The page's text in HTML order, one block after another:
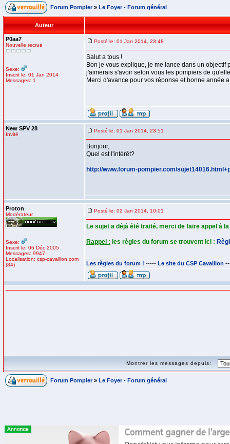
Forum Pompier » Le Foyer - Forum général
Auteur
P0aa7
Nouvelle recrue
Sexe:
Inscrit le: 01 Jan 2014
Messages: 1
Posté le: 01 Jan 2014, 23:48
Salut a tous !
Bon je vous explique, je me lance dans un
j'aimerais s'avoir selon vous les pompiers de
Merci d'avance pour vos réponse et bonne année
New SPV 28
Invité
Posté le: 01 Jan 2014, 23:51
Bonjour,
Quel est l'intérêt?
http://www.forum-pompier.com/
Proton
Modérateur
Sexe:
Inscrit le: 06 Déc 2005
Messages: 9947
Localisation: csp-cavaillon.com
(84)
Posté le: 02 Jan 2014, 10:01
Le sujet a déjà été traité, merci de faire appel à
Rappel : les règles du forum se trouvent ici :
Les règles du forum ! ----- Le site du CSP Cavaillon
Montrer les messages depuis:
Forum Pompier » Le Foyer - Forum général